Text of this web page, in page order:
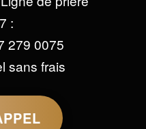
:
279 0075
sans frais